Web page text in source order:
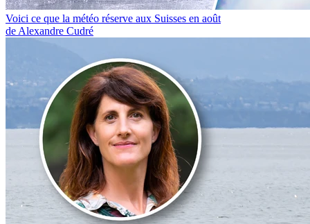
Voici ce que la météo réserve aux Suisses en août
de Alexandre Cudré